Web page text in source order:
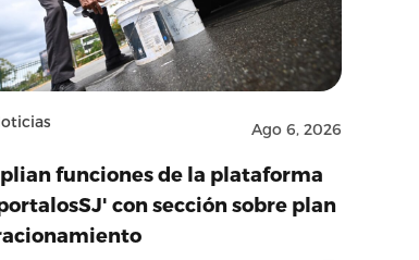
Ago 6, 2026
funciones de la plataforma
con sección sobre plan